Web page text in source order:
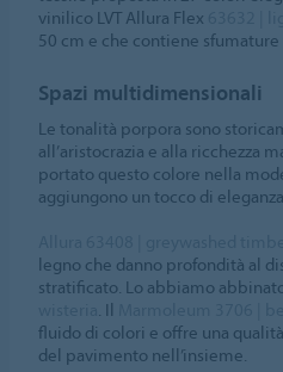
vinilico LVT Allura Flex
50 cm e che contiene
Spazi multidimensionali
Le tonalità porpora sono
all’aristocrazia e alla ricchezza
portato questo colore nella
aggiungono un tocco di
legno che danno profondità al
stratificato. Lo abbiamo
. Il
fluido di colori e offre una
del pavimento nell’insieme.